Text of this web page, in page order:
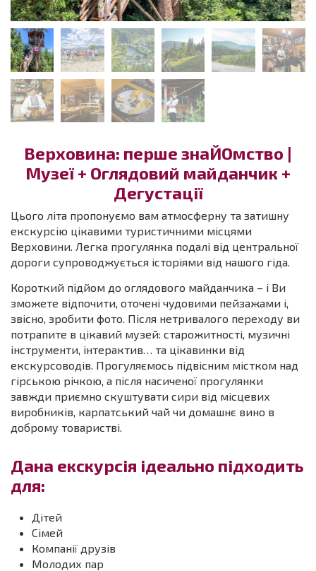
Верховина: перше знаЙОмство |
Музеї + Оглядовий майданчик +
Дегустації
Цього літа пропонуємо вам атмосферну та затишну
екскурсію цікавими туристичними місцями
Верховини. Легка прогулянка подалі від центральної
дороги супроводжується історіями від нашого гіда.
Короткий підйом до оглядового майданчика – і Ви
зможете відпочити, оточені чудовими пейзажами і,
звісно, зробити фото. Після нетривалого переходу ви
потрапите в цікавий музей: старожитності, музичні
інструменти, інтерактив… та цікавинки від
екскурсоводів. Прогуляємось підвісним містком над
гірською річкою, а після насиченої прогулянки
завжди приємно скуштувати сири від місцевих
виробників, карпатський чай чи домашнє вино в
доброму товаристві.
Дана екскурсія ідеально підходить
для:
Дітей
Сімей
Компанії друзів
Молодих пар